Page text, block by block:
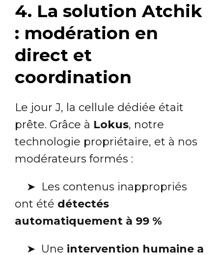
4. La solution Atchik
: modération en
direct et
coordination
Le jour J, la cellule dédiée était
prête. Grâce à Lokus, notre
technologie propriétaire, et à nos
modérateurs formés :
➤ Les contenus inappropriés
ont été détectés
automatiquement à 99 %
➤ Une intervention humaine a